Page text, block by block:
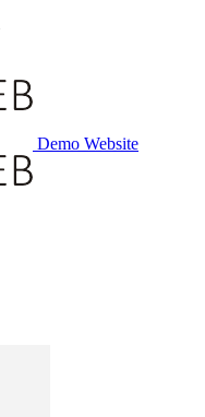
Demo Website